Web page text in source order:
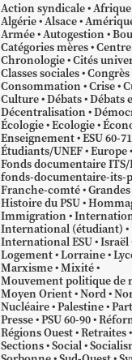
Action syndicale Afrique
Algérie Alsace
Armée Autogestion
Catégories mères Centre
Chronologie Cités
Classes sociales Congrès
Consommation Crise
Culture Débats Débats
Décentralisation
Écologie Ecologie
Enseignement ESU 60-71
Étudiants/UNEF Europe
Fonds documentaire ITS/
fonds-documentaire-its-
Franche-comté
Histoire du PSU
Immigration
International (étudiant)
International ESU Israël
Logement Lorraine
Marxisme Mixité
Mouvement politique de
Moyen Orient Nord
Nucléaire Palestine
Presse PSU 60-90
Régions Ouest Retraites
Sections Social